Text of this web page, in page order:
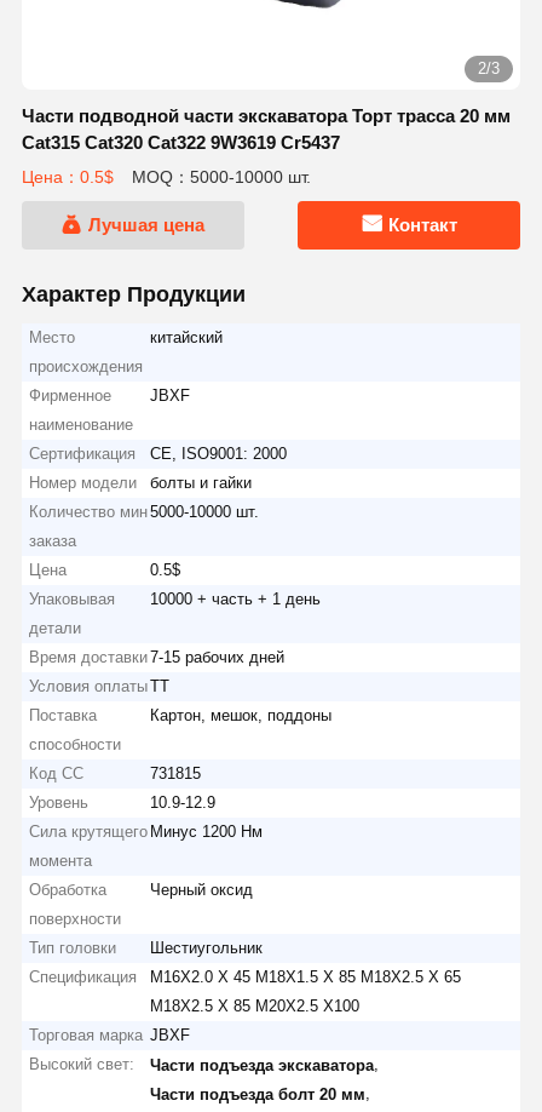
2/3
Части подводной части экскаватора Торт трасса 20 мм
Cat315 Cat320 Cat322 9W3619 Cr5437
Цена：0.5$ MOQ：5000-10000 шт.
Лучшая цена Контакт
Характер Продукции
Место
происхождения
китайский
Фирменное
наименование
JBXF
Сертификация
CE, ISO9001: 2000
Номер модели
болты и гайки
Количество мин
заказа
5000-10000 шт.
Цена
0.5$
Упаковывая
детали
10000 + часть + 1 день
Время доставки7-15 рабочих дней
Условия оплатыТТ
Поставка
способности
Картон, мешок, поддоны
Код СС
731815
Уровень
10.9-12.9
Сила крутящего
момента
Минус 1200 Нм
Обработка
поверхности
Черный оксид
Тип головки
Шестиугольник
Спецификация
M16X2.0 X 45 M18X1.5 X 85 M18X2.5 X 65
M18X2.5 X 85 M20X2.5 X100
Торговая марка JBXF
Высокий свет:
Части подъезда экскаватора
Части подъезда болт 20 мм